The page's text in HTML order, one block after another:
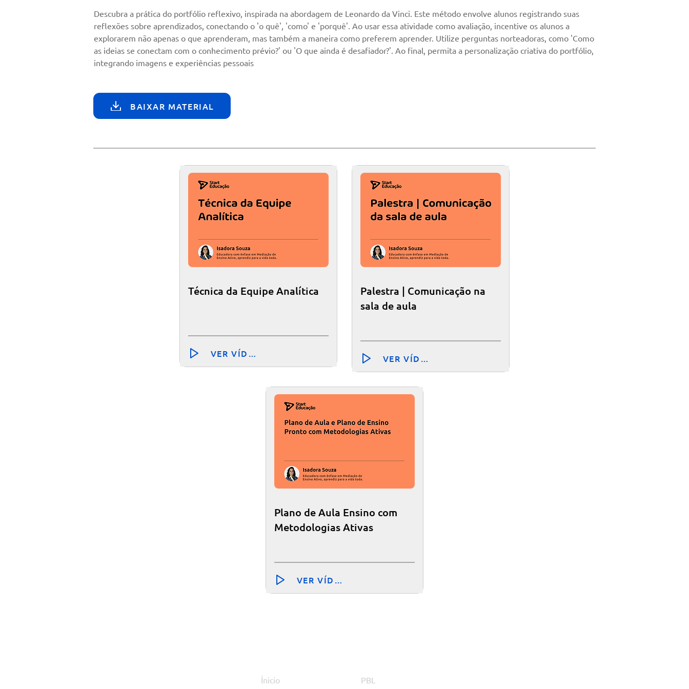
Descubra a prática do portfólio reflexivo, inspirada na abordagem de Leonardo da Vinci. Este método envolve alunos registrando suas
reflexões sobre aprendizados, conectando o 'o quê', 'como' e 'porquê'. Ao usar essa atividade como avaliação, incentive os alunos a
explorarem não apenas o que aprenderam, mas também a maneira como preferem aprender. Utilize perguntas norteadoras, como 'Como
as ideias se conectam com o conhecimento prévio?' ou 'O que ainda é desafiador?'. Ao final, permita a personalização criativa do portfólio,
integrando imagens e experiências pessoais
BAIXAR MATERIAL
Técnica da Equipe Analítica
VER VÍDEO
Palestra | Comunicação na
sala de aula
VER VÍDEO
Plano de Aula Ensino com
Metodologias Ativas
VER VÍDEO
Ínicio PBL